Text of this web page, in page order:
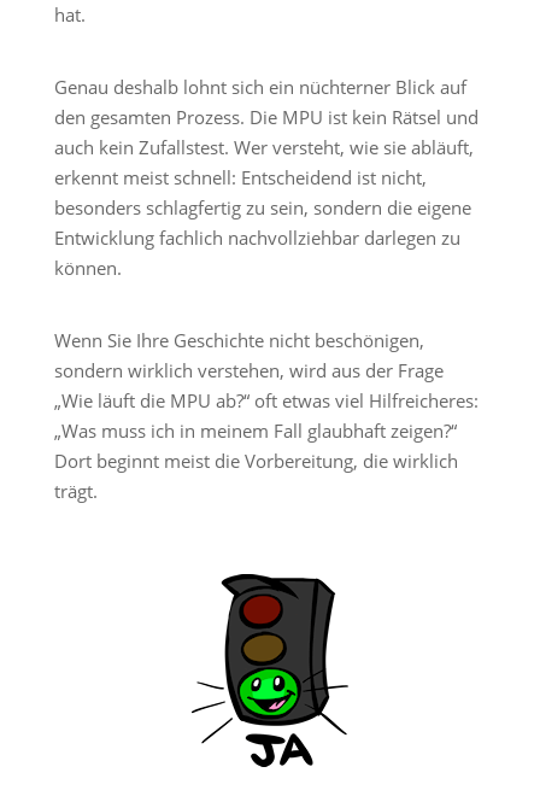
hat.
Genau deshalb lohnt sich ein nüchterner Blick auf
den gesamten Prozess. Die MPU ist kein Rätsel und
auch kein Zufallstest. Wer versteht, wie sie abläuft,
erkennt meist schnell: Entscheidend ist nicht,
besonders schlagfertig zu sein, sondern die eigene
Entwicklung fachlich nachvollziehbar darlegen zu
können.
Wenn Sie Ihre Geschichte nicht beschönigen,
sondern wirklich verstehen, wird aus der Frage
„Wie läuft die MPU ab?“ oft etwas viel Hilfreicheres:
„Was muss ich in meinem Fall glaubhaft zeigen?“
Dort beginnt meist die Vorbereitung, die wirklich
trägt.